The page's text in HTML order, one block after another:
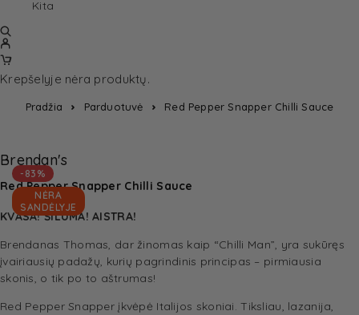
Kita
Krepšelyje nėra produktų.
Pradžia Parduotuvė Red Pepper Snapper Chilli Sauce
-83%
NĖRA
SANDĖLYJE
Brendan's
Red Pepper Snapper Chilli Sauce
KVASA! ŠILUMA! AISTRA!
Brendanas Thomas, dar žinomas kaip “Chilli Man”, yra sukūręs
įvairiausių padažų, kurių pagrindinis principas – pirmiausia
skonis, o tik po to aštrumas!
Red Pepper Snapper įkvėpė Italijos skoniai. Tiksliau, lazanija,